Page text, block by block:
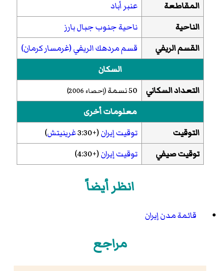
المقاطعة
عنبر أباد
الناحية
ناحية جنوب جبال بارز
القسم الريفي
قسم مردهك الريفي (غرمسار كرمان)
السكان
التعداد السكاني
50 نسمة (إحصاء 2006)
معلومات أخرى
التوقيت
توقيت إيران(+3:30 غرينيتش)
توقيت صيفي
توقيت إيران(+4:30)
انظر أيضاً
قائمة مدن إيران
مراجع